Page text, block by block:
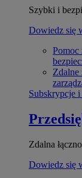
Szybki i
Dowiedz się
Pomoc
Zdalne
Subskrypcje
Zdalna
Dowiedz się